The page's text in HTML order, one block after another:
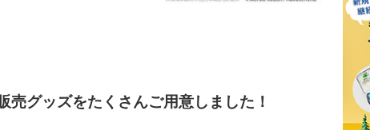
売グッズをたくさんご用意しました！